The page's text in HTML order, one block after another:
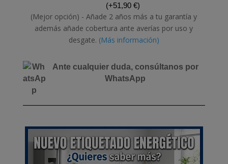
(+51,90 €)
(Mejor opción) - Añade 2 años más a tu garantía y
además añade cobertura ante averías por uso y
desgate. (Más información)
Ante cualquier duda, consúltanos por
WhatsApp